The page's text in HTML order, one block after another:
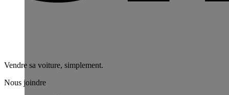
Vendre sa voiture, simplement.
Nous joindre